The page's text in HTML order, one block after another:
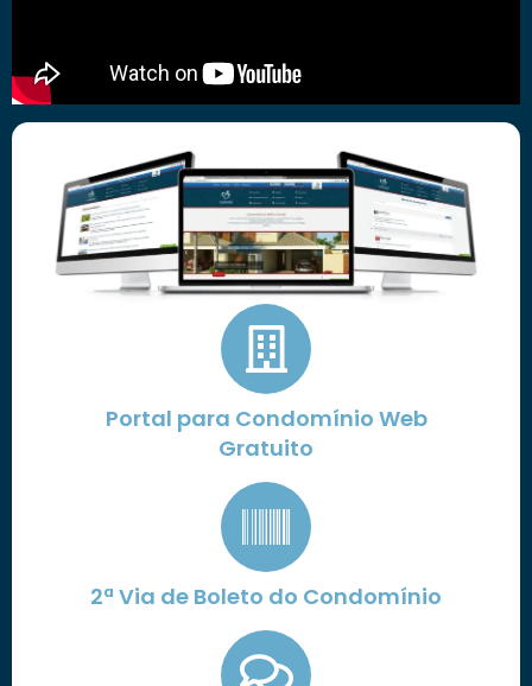
Portal para Condomínio Web
Gratuito
2ª Via de Boleto do Condomínio